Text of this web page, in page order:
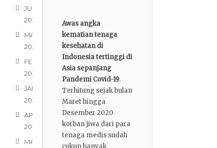
JULI
2020
MARET
2020
FEBRUARI
2020
JANUARI
2020
APRIL
2019
MARET
Awas angka
kematian tenaga
kesehatan di
Indonesia tertinggi di
Asia sepanjang
Pandemi Covid-19.
Terhitung sejak bulan
Maret hingga
Desember 2020
korban jiwa dari para
tenaga medis sudah
cukup banyak.